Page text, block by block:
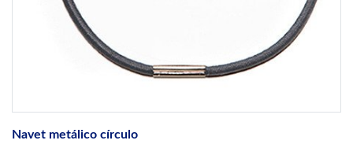
Navet metálico círculo